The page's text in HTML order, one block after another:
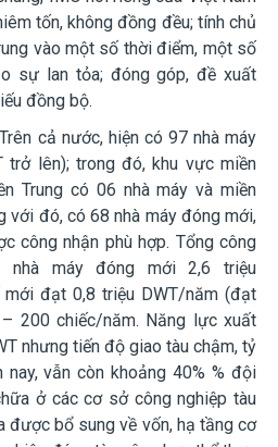
tốn, không đồng đều; tính chủ
vào một số thời điểm, một số
sự lan tỏa; đóng góp, đề xuất
u đồng bộ.
Trên cả nước, hiện có 97 nhà máy
trở lên); trong đó, khu vực miền
Trung có 06 nhà máy và miền
với đó, có 68 nhà máy đóng mới,
công nhận phù hợp. Tổng công
máy đóng mới 2,6 triệu
đạt 0,8 triệu DWT/năm (đạt
200 chiếc/năm. Năng lực xuất
nhưng tiến độ giao tàu chậm, tỷ
vẫn còn khoảng 40% % đội
ở các cơ sở công nghiệp tàu
được bổ sung về vốn, hạ tầng cơ